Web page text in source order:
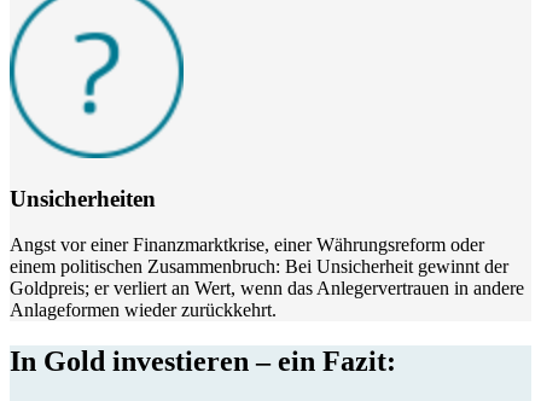
Unsicherheiten
Angst vor einer Finanzmarktkrise, einer Währungsreform oder
einem politischen Zusammenbruch: Bei Unsicherheit gewinnt der
Goldpreis; er verliert an Wert, wenn das Anlegervertrauen in andere
Anlageformen wieder zurückkehrt.
In Gold investieren – ein Fazit: